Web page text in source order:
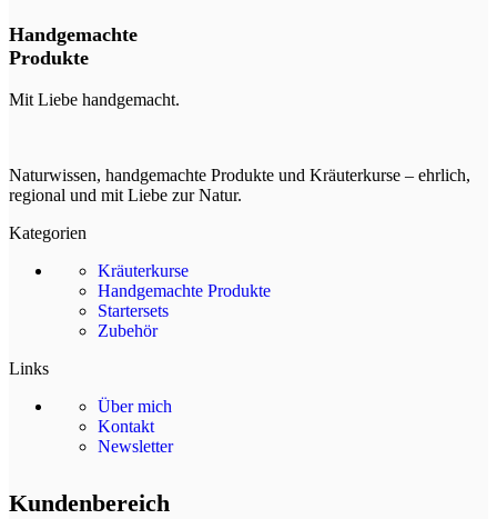
Handgemachte
Produkte
Mit Liebe handgemacht.
Naturwissen, handgemachte Produkte und Kräuterkurse – ehrlich,
regional und mit Liebe zur Natur.
Kategorien
Kräuterkurse
Handgemachte Produkte
Startersets
Zubehör
Links
Über mich
Kontakt
Newsletter
Kundenbereich